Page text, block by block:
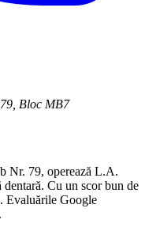
Bloc MB7
Nr. 79, operează L.A.
Cu un scor bun de
Evaluările Google